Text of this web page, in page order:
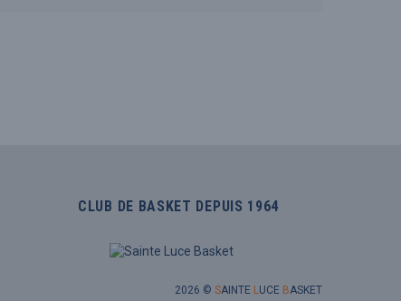
CLUB DE BASKET DEPUIS 1964
2026 © SAINTE LUCE BASKET